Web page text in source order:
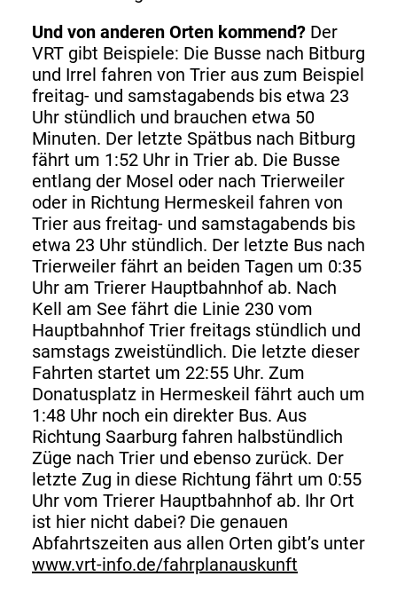
Und von anderen Orten kommend? Der
VRT gibt Beispiele: Die Busse nach Bitburg
und Irrel fahren von Trier aus zum Beispiel
freitag- und samstagabends bis etwa 23
Uhr stündlich und brauchen etwa 50
Minuten. Der letzte Spätbus nach Bitburg
fährt um 1:52 Uhr in Trier ab. Die Busse
entlang der Mosel oder nach Trierweiler
oder in Richtung Hermeskeil fahren von
Trier aus freitag- und samstagabends bis
etwa 23 Uhr stündlich. Der letzte Bus nach
Trierweiler fährt an beiden Tagen um 0:35
Uhr am Trierer Hauptbahnhof ab. Nach
Kell am See fährt die Linie 230 vom
Hauptbahnhof Trier freitags stündlich und
samstags zweistündlich. Die letzte dieser
Fahrten startet um 22:55 Uhr. Zum
Donatusplatz in Hermeskeil fährt auch um
1:48 Uhr noch ein direkter Bus. Aus
Richtung Saarburg fahren halbstündlich
Züge nach Trier und ebenso zurück. Der
letzte Zug in diese Richtung fährt um 0:55
Uhr vom Trierer Hauptbahnhof ab. Ihr Ort
ist hier nicht dabei? Die genauen
Abfahrtszeiten aus allen Orten gibt’s unter
www.vrt-info.de/fahrplanauskunft